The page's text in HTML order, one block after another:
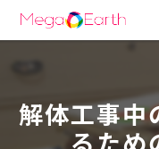
解体工事中
るため